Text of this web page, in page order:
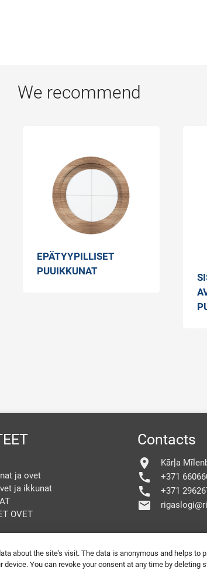
We recommend
EPÄTYYPILLISET
PUUIKKUNAT
about the site's visit. The data is anonymous and helps to
You can revoke your consent at any time by deleting
ja ovet
ja ikkunat
OVET
Contacts
location_on Kārļa
call +371
call +371
mail